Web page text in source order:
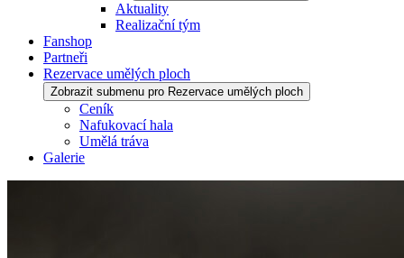
Aktuality
Realizační tým
Fanshop
Partneři
Rezervace umělých ploch
Zobrazit submenu pro Rezervace umělých ploch
Ceník
Nafukovací hala
Umělá tráva
Galerie